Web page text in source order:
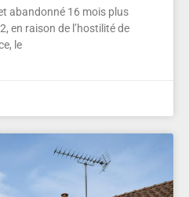
abandonné 16 mois plus
en raison de l’hostilité de
le